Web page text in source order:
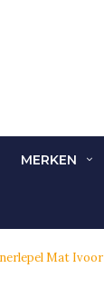
MERKEN
Mat Ivoor